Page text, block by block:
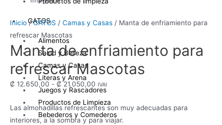
GATOS
Alimentos
Salud y Belleza
Camas y Casas
Literas y Arena
Juegos y Rascadores
Productos de Limpieza
Bebederos y Comederos
Inicio/GATOS / Camas y Casas / Manta de enfriamiento para
refrescar Mascotas
Manta de enfriamiento para
refrescar Mascotas
₡ 12.650,00 - ₡21.050,00 Rango
de
precios:
desde
IVAI
Las almohadillas refrescantes son muy adecuadas para
interiores, a la sombra y para viajar.